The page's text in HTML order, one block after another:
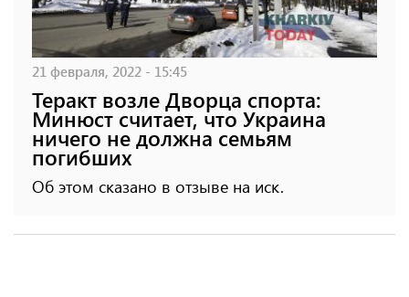
21 февраля, 2022 - 15:45
Теракт возле Дворца спорта:
Минюст считает, что Украина
ничего не должна семьям
погибших
Об этом сказано в отзыве на иск.